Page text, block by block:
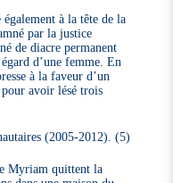
à la tête de la
par la justice
de diacre permanent
d’une femme. En
à la faveur d’un
pour avoir lésé trois
(2005-2012). (5)
Myriam quittent la